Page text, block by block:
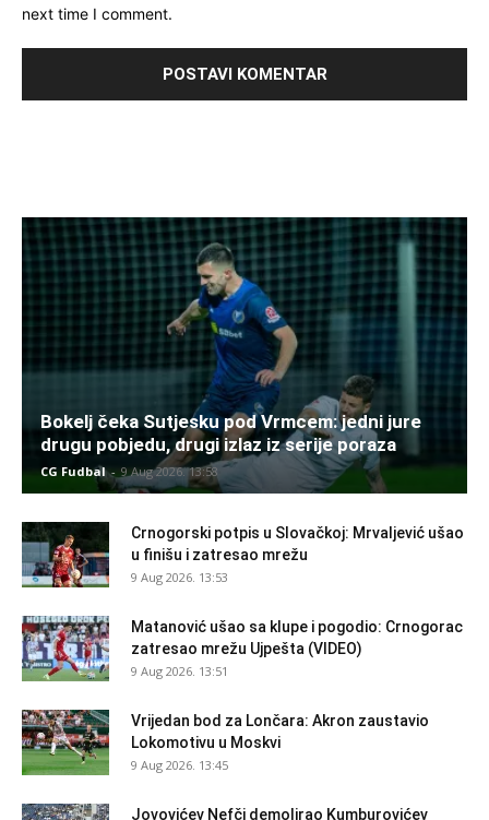
next time I comment.
Bokelj čeka Sutjesku pod Vrmcem: jedni jure
drugu pobjedu, drugi izlaz iz serije poraza
CG Fudbal - 9 Aug 2026. 13:58
Crnogorski potpis u Slovačkoj: Mrvaljević ušao
u finišu i zatresao mrežu
9 Aug 2026. 13:53
Matanović ušao sa klupe i pogodio: Crnogorac
zatresao mrežu Ujpešta (VIDEO)
9 Aug 2026. 13:51
Vrijedan bod za Lončara: Akron zaustavio
Lokomotivu u Moskvi
9 Aug 2026. 13:45
Jovovićev Nefči demolirao Kumburovićev